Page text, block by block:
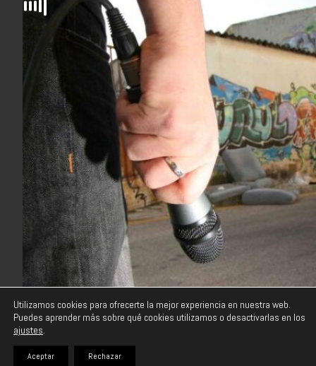
ANIMAL CURIOSO
Utilizamos cookies para ofrecerte la mejor experiencia en nuestra web.
Puedes aprender más sobre qué cookies utilizamos o desactivarlas en los
ajustes.
Aceptar Rechazar